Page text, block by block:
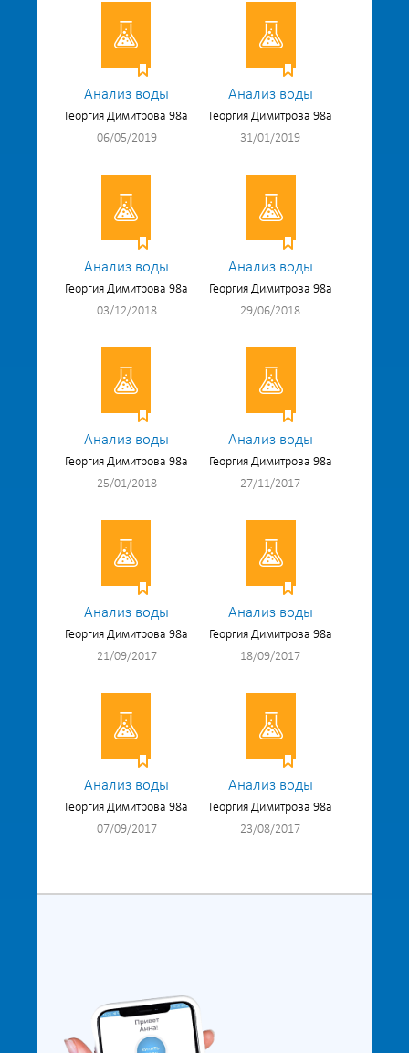
Анализ воды
Георгия Димитрова 98а
06/05/2019
Анализ воды
Георгия Димитрова 98а
31/01/2019
Анализ воды
Георгия Димитрова 98а
03/12/2018
Анализ воды
Георгия Димитрова 98а
29/06/2018
Анализ воды
Георгия Димитрова 98а
25/01/2018
Анализ воды
Георгия Димитрова 98а
27/11/2017
Анализ воды
Георгия Димитрова 98а
21/09/2017
Анализ воды
Георгия Димитрова 98а
18/09/2017
Анализ воды
Георгия Димитрова 98а
07/09/2017
Анализ воды
Георгия Димитрова 98а
23/08/2017